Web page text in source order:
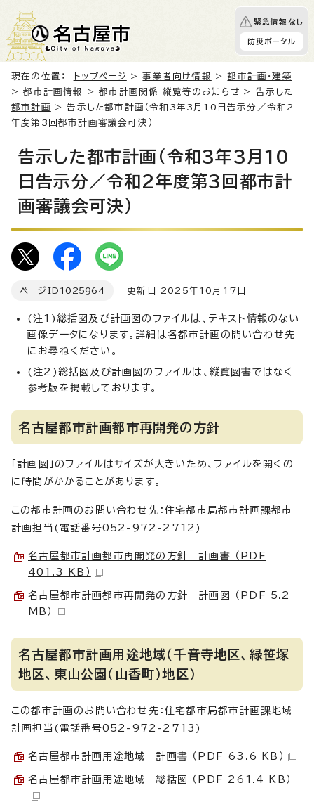
緊急情報なし
防災ポータル
現在の位置： トップページ >事業者向け情報 >都市計画・建築
>都市計画情報 >都市計画関係 縦覧等のお知らせ > 告示した
都市計画
> 告示した都市計画（令和3年3月10日告示分／令和2
年度第3回都市計画審議会可決）
告示した都市計画（令和3年3月10
日告示分／令和2年度第3回都市計
画審議会可決）
ページID 1025964 更新日 2025年10月17日
(注1)総括図及び計画図のファイルは、テキスト情報のない
画像データになります。詳細は各都市計画の問い合わせ先
にお尋ねください。
(注2)総括図及び計画図のファイルは、縦覧図書ではなく
参考版を掲載しております。
名古屋都市計画都市再開発の方針
「計画図」のファイルはサイズが大きいため、ファイルを開くの
に時間がかかることがあります。
この都市計画のお問い合わせ先：住宅都市局都市計画課都市
計画担当(電話番号052-972-2712)
名古屋都市計画都市再開発の方針 計画書 （PDF
401.3 KB）
名古屋都市計画都市再開発の方針 計画図 （PDF 5.2
MB）
名古屋都市計画用途地域（千音寺地区、緑笹塚
地区、東山公園（山香町）地区）
この都市計画のお問い合わせ先：住宅都市局都市計画課地域
計画担当(電話番号052-972-2713)
名古屋都市計画用途地域 計画書 （PDF 63.6 KB）
名古屋都市計画用途地域 総括図 （PDF 261.4 KB）